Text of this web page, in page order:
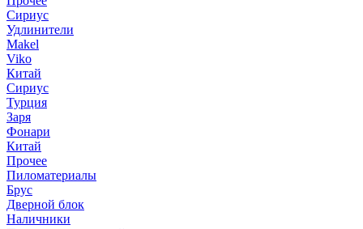
Сириус
Удлинители
Makel
Viko
Китай
Сириус
Турция
Заря
Фонари
Китай
Прочее
Пиломатериалы
Брус
Дверной блок
Наличники